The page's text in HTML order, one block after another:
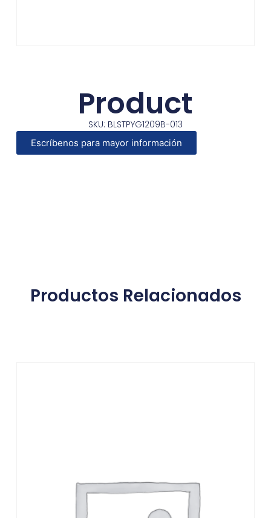
Product
SKU: BLSTPYG1209B-013
Escríbenos para mayor información
Productos Relacionados